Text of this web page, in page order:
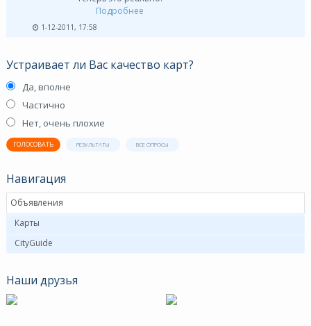
Подробнее
1-12-2011, 17:58
Устраивает ли Вас качество карт?
Да, вполне
Частично
Нет, очень плохие
ГОЛОСОВАТЬ РЕЗУЛЬТАТЫ ВСЕ ОПРОСЫ
Навигация
Объявления
Карты
CityGuide
Наши друзья